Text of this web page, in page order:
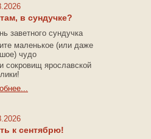
в сундучке?
заветного сундучка
маленькое (или даже
чудо
сокровищ ярославской
к сентябрю!